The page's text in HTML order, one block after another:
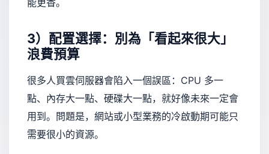
3）配置選擇：別為「看起來很大」
浪費預算
很多人買雲伺服器會陷入一個誤區：CPU 多一
點、內存大一點、硬碟大一點，就好像未來一定會
用到。問題是，網站或小型業務的冷啟動期可能只
需要很小的資源。